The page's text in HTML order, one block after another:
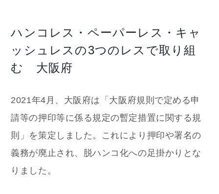
ハンコレス・ペーパーレス・キャ
ッシュレスの3つのレスで取り組
む 大阪府
2021年4月、大阪府は「大阪府規則で定める申
請等の押印等に係る規定の暫定措置に関する規
則」を策定しました。これにより押印や署名の
義務が廃止され、脱ハンコ化への足掛かりとな
りました。